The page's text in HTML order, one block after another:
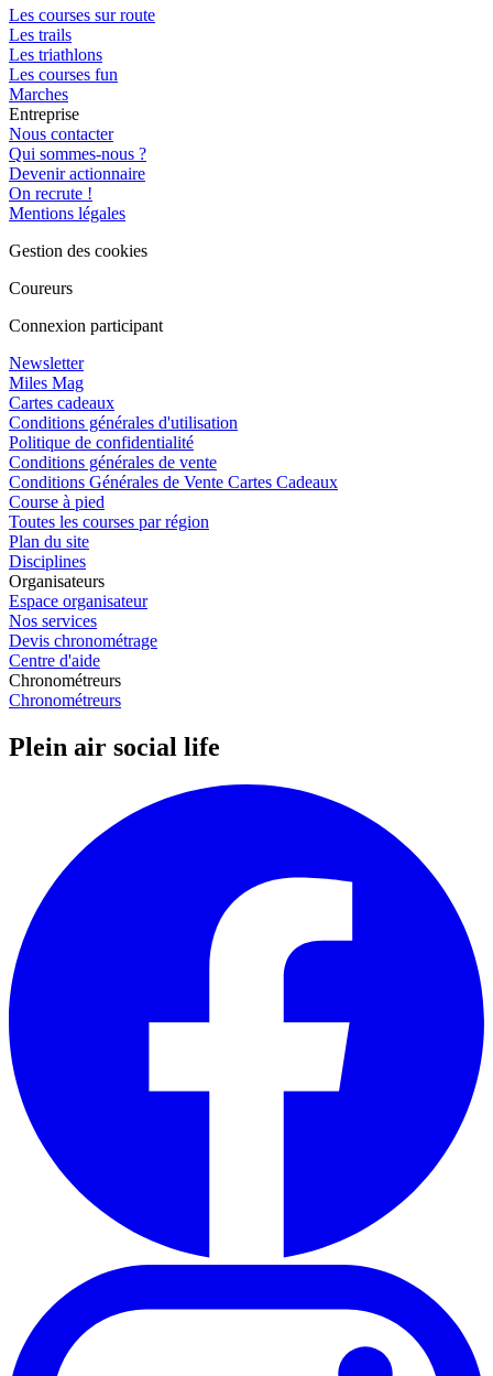
Les courses sur route
Les trails
Les triathlons
Les courses fun
Marches
Entreprise
Nous contacter
Qui sommes-nous ?
Devenir actionnaire
On recrute !
Mentions légales
Gestion des cookies
Coureurs
Connexion participant
Newsletter
Miles Mag
Cartes cadeaux
Conditions générales d'utilisation
Politique de confidentialité
Conditions générales de vente
Conditions Générales de Vente Cartes Cadeaux
Course à pied
Toutes les courses par région
Plan du site
Disciplines
Organisateurs
Espace organisateur
Nos services
Devis chronométrage
Centre d'aide
Chronométreurs
Chronométreurs
Plein air social life